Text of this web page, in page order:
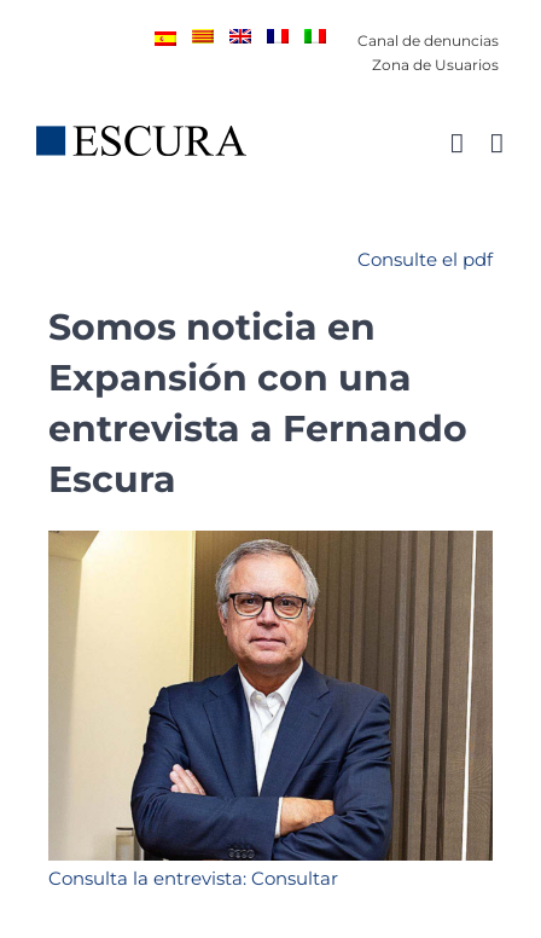
Canal de denuncias
Zona de Usuarios
Consulte el pdf
Somos noticia en
Expansión con una
entrevista a Fernando
Escura
Consulta la entrevista: Consultar